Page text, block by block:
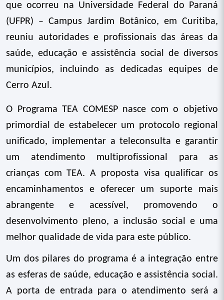
que ocorreu na Universidade Federal do Paraná
(UFPR) – Campus Jardim Botânico, em Curitiba,
reuniu autoridades e profissionais das áreas da
saúde, educação e assistência social de diversos
municípios, incluindo as dedicadas equipes de
Cerro Azul.
O Programa TEA COMESP nasce com o objetivo
primordial de estabelecer um protocolo regional
unificado, implementar a teleconsulta e garantir
um atendimento multiprofissional para as
crianças com TEA. A proposta visa qualificar os
encaminhamentos e oferecer um suporte mais
abrangente e acessível, promovendo o
desenvolvimento pleno, a inclusão social e uma
melhor qualidade de vida para este público.
Um dos pilares do programa é a integração entre
as esferas de saúde, educação e assistência social.
A porta de entrada para o atendimento será a